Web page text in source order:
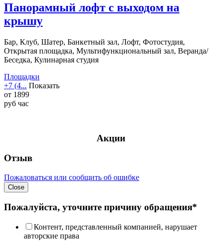
Панорамный лофт с выходом на
крышу
Бар, Клуб, Шатер, Банкетный зал, Лофт, Фотостудия,
Открытая площадка, Мультифункциональный зал, Веранда/
Беседка, Кулинарная студия
Площадки
+7 (4... Показать
от 1899
руб час
Акции
Отзыв
Пожаловаться или сообщить об ошибке
Close
Пожалуйста, уточните причину обращения*
Контент, представленный компанией, нарушает
авторские права